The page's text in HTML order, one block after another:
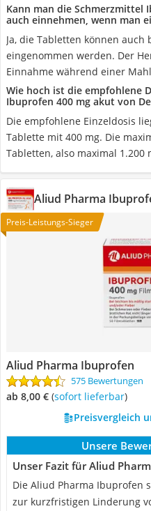
Kann man die Schmerzmittel
auch einnehmen, wenn man
Ja, die Tabletten können
eingenommen werden. Der
Einnahme während einer
Wie hoch ist die empfohlene
Ibuprofen 400 mg akut von
Die empfohlene Einzeldosis
Tablette mit 400 mg. Die
Tabletten, also maximal 1.200
Aliud Pharma
Preis-Leistungs-Sieger
Aliud Pharma Ibuprofen
575 Bewertungen
ab 8,00 € ( Sofort lieferbar)
Preisvergleich
Unsere
Unser Fazit für Aliud
Die Aliud Pharma Ibuprofen
zur kurzfristigen Linderung